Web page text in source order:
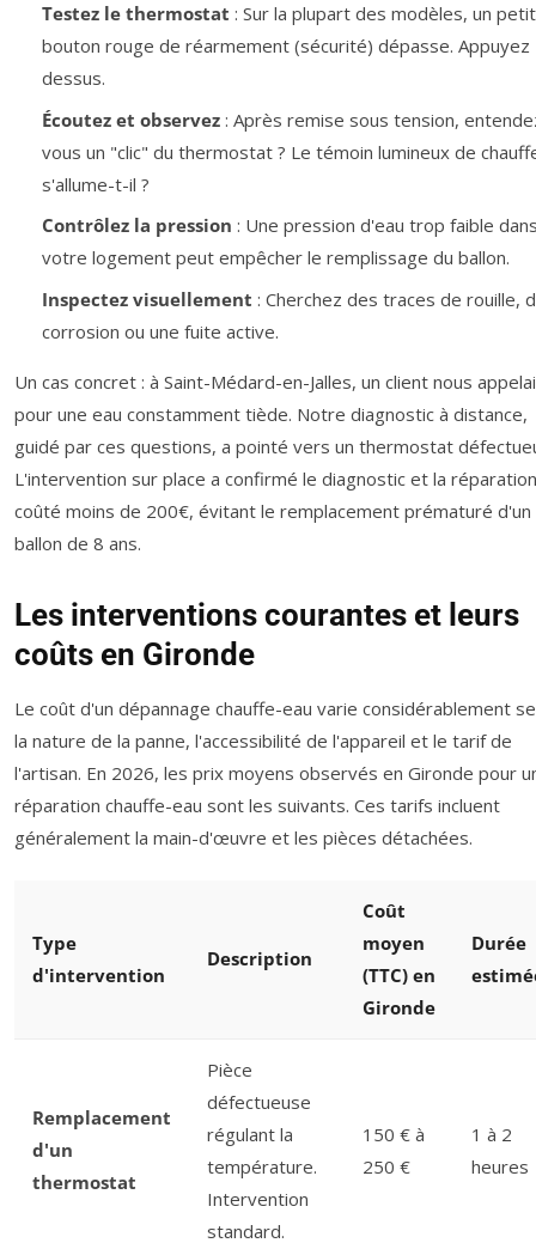
Testez le thermostat : Sur la plupart des modèles, un petit
bouton rouge de réarmement (sécurité) dépasse. Appuyez
dessus.
Écoutez et observez: Après remise sous tension,
vous un "clic" du thermostat ? Le témoin lumineux de
s'allume-t-il ?
Contrôlez la pression : Une pression d'eau trop faible
votre logement peut empêcher le remplissage du ballon.
Inspectez visuellement : Cherchez des traces de rouille,
corrosion ou une fuite active.
Un cas concret : à Saint-Médard-en-Jalles, un client nous
pour une eau constamment tiède. Notre diagnostic à distance,
guidé par ces questions, a pointé vers un thermostat
L'intervention sur place a confirmé le diagnostic et la
coûté moins de 200€, évitant le remplacement prématuré d'un
ballon de 8 ans.
Les interventions courantes et leurs
coûts en Gironde
Le coût d'un dépannage chauffe-eau varie considérablement
la nature de la panne, l'accessibilité de l'appareil et le tarif de
l'artisan. En 2026, les prix moyens observés en Gironde pour
réparation chauffe-eau sont les suivants. Ces tarifs incluent
généralement la main-d'œuvre et les pièces détachées.
Type
d'intervention
Description
Coût
moyen
(TTC) en
Gironde
Durée
Remplacement
d'un
thermostat
Pièce
défectueuse
régulant la
température.
Intervention
standard.
150 € à
250 €
1 à 2
heures